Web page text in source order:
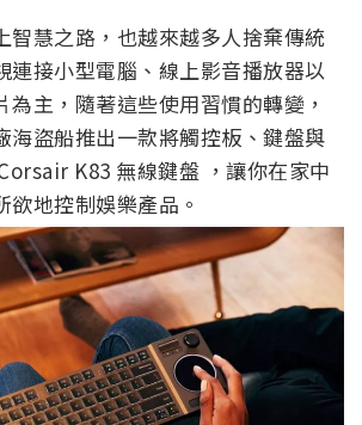
智慧之路，也越來越多人捨棄傳統
連接小型電腦、線上影音播放器以
為主，隨著這些使用習慣的轉變，
海盜船推出一款將觸控板、鍵盤與
K83 無線鍵盤 ，讓你在家中
欲地控制娛樂產品。